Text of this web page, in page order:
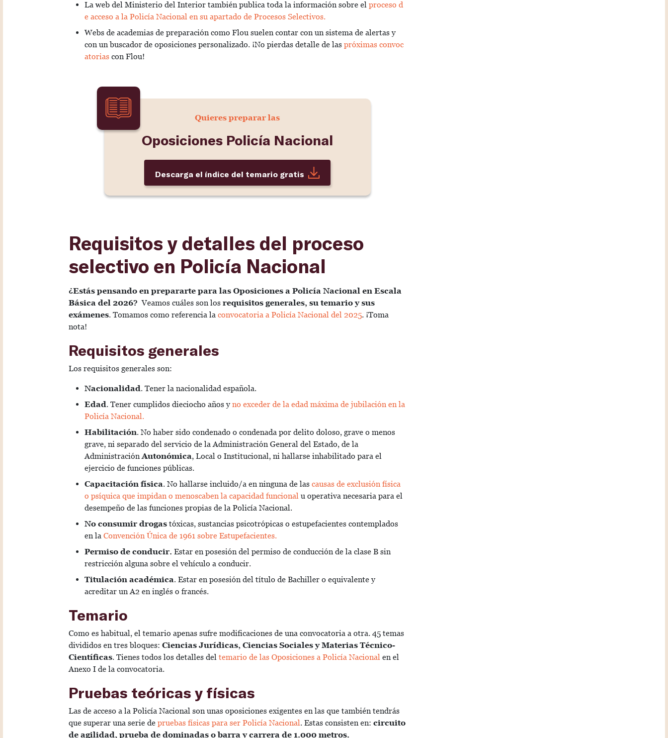
La web del Ministerio del Interior también publica toda la información sobre el proceso d
e acceso a la Policía Nacional en su apartado de Procesos Selectivos.
Webs de academias de preparación como Flou suelen contar con un sistema de alertas y
con un buscador de oposiciones personalizado. ¡No pierdas detalle de las próximas convoc
atorias con Flou!
Quieres preparar las
Oposiciones Policía Nacional
Descarga el índice del temario gratis
Requisitos y detalles del proceso
selectivo en Policía Nacional
¿Estás pensando en prepararte para las Oposiciones a Policía Nacional en Escala
Básica del 2026? Veamos cuáles son los requisitos generales, su temario y sus
exámenes. Tomamos como referencia la convocatoria a Policía Nacional del 2025. ¡Toma
nota!
Requisitos generales
Los requisitos generales son:
Nacionalidad. Tener la nacionalidad española.
Edad. Tener cumplidos dieciocho años y no exceder de la edad máxima de jubilación en la
Policía Nacional.
Habilitación. No haber sido condenado o condenada por delito doloso, grave o menos
grave, ni separado del servicio de la Administración General del Estado, de la
AdministraciónAutonómica, Local o Institucional, ni hallarse inhabilitado para el
ejercicio de funciones públicas.
Capacitación física. No hallarse incluido/a en ninguna de las causas de exclusión física
o psíquica que impidan o menoscaben la capacidad funcional u operativa necesaria para el
desempeño de las funciones propias de la Policía Nacional.
No consumir drogas tóxicas, sustancias psicotrópicas o estupefacientes contemplados
en la Convención Única de 1961 sobre Estupefacientes.
Permiso de conducir. Estar en posesión del permiso de conducción de la clase B sin
restricción alguna sobre el vehículo a conducir.
Titulación académica. Estar en posesión del título de Bachiller o equivalente y
acreditar un A2 en inglés o francés.
Temario
Como es habitual, el temario apenas sufre modificaciones de una convocatoria a otra. 45 temas
divididos en tres bloques: Ciencias Jurídicas, Ciencias Sociales y Materias Técnico-
Científicas. Tienes todos los detalles del temario de las Oposiciones a Policía Nacional en el
Anexo I de la convocatoria.
Pruebas teóricas y físicas
Las de acceso a la Policía Nacional son unas oposiciones exigentes en las que también tendrás
que superar una serie de pruebas físicas para ser Policía Nacional. Estas consisten en: circuito
de agilidad, prueba de dominadas o barra y carrera de 1.000 metros.